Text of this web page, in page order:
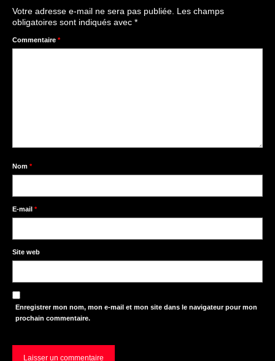
Votre adresse e-mail ne sera pas publiée. Les champs
obligatoires sont indiqués avec *
Commentaire *
Nom *
E-mail *
Site web
Enregistrer mon nom, mon e-mail et mon site dans le navigateur pour mon
prochain commentaire.